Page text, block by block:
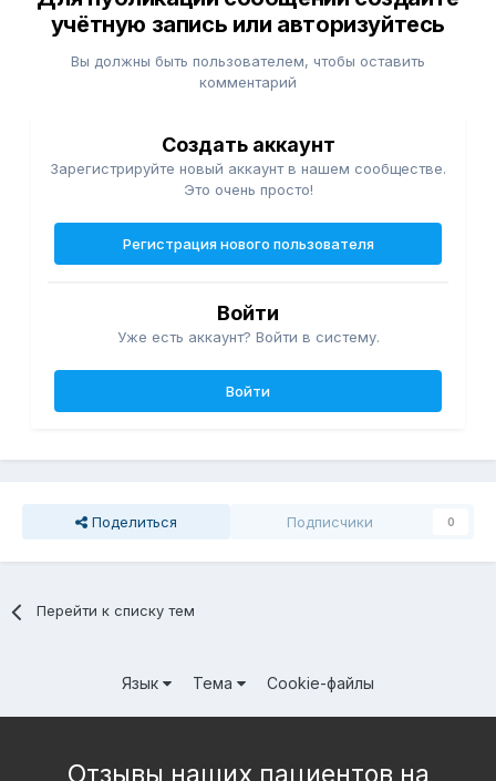
учётную запись или авторизуйтесь
Вы должны быть пользователем, чтобы оставить
комментарий
Создать аккаунт
Зарегистрируйте новый аккаунт в нашем сообществе.
Это очень просто!
Регистрация нового пользователя
Войти
Уже есть аккаунт? Войти в систему.
Войти
Поделиться Подписчики 0
Перейти к списку тем
Язык Тема Cookie-файлы
Отзывы наших пациентов на